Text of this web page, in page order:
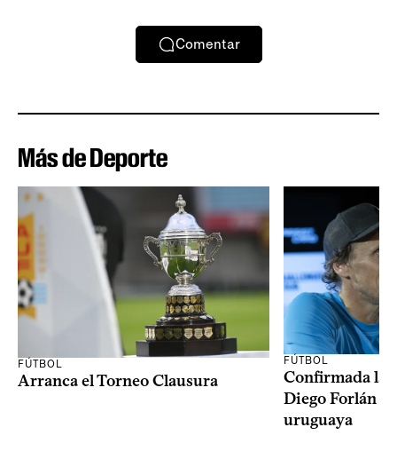
Comentar
Más de Deporte
FÚTBOL
Arranca el Torneo Clausura
FÚTBOL
Confirmada la
Diego Forlán
uruguaya